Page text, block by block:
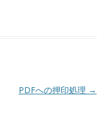
PDFへの押印処理 →